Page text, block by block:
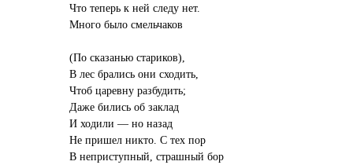
Что теперь к ней следу нет.
Много было смельчаков
(По сказанью стариков),
В лес брались они сходить,
Чтоб царевну разбудить;
Даже бились об заклад
И ходили — но назад
Не пришел никто. С тех пор
В неприступный, страшный бор